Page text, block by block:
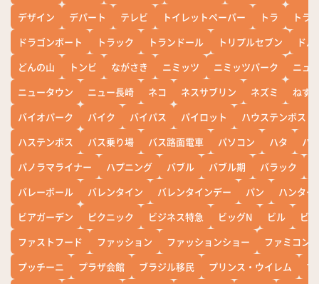
デザイン
デパート テレビ トイレットペーパー トラ
トラ
ドラゴンボート
トラック トランドール トリプルセブン
ド
どんの山
トンビ ながさき ニミッツ ニミッツパーク
ニュ
ニュータウン
ニュー長崎 ネコ ネスサブリン ネズミ
ねず
バイオパーク
バイク バイパス パイロット
ハウステンボス
ハステンボス
バス乗り場 バス路面電車 パソコン ハタ
ハ
パノラマライナー
ハプニング バブル バブル期 バラック
バレーボール
バレンタイン バレンタインデー パン
ハンター
ビアガーデン
ピクニック ビジネス特急 ビッグN ビル
ビワ
ファストフード
ファッション ファッションショー
ファミコン
プッチーニ
プラザ会館 ブラジル移民 プリンス・ウイレム
ブ